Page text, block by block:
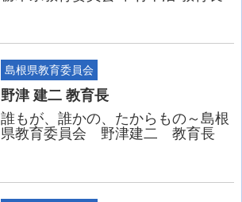
島根県教育委員会
野津 建二 教育長
誰もが、誰かの、たからもの～島根
県教育委員会 野津建二 教育長